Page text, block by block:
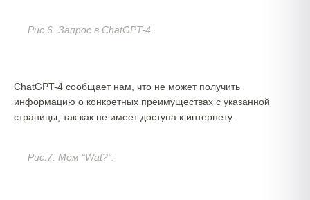
Рис.6. Запрос в ChatGPT-4.
ChatGPT-4 сообщает нам, что не может получить
информацию о конкретных преимуществах с указанной
страницы, так как не имеет доступа к интернету.
Рис.7. Мем “Wat?”.